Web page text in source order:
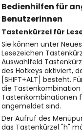
Bedienhilfen für
Benutzerinnen
Tastenkürzel für
Sie können unter
Lesezeichen
Auswahlfeld
des Hotkeys aktiviert,
[SHIFT+ALT] besteht.
die Tastenkombination
Tastenkombinationen
angemeldet sind.
Der Aufruf des
das Tastenkürzel "h"